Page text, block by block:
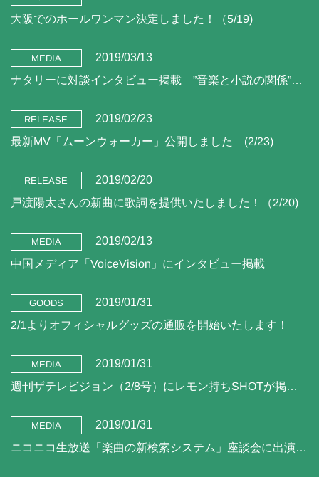
大阪でのホールワンマン決定しました！（5/19)
MEDIA 2019/03/13
ナタリーに対談インタビュー掲載 ”音楽と小説の関係”（3/13)
RELEASE 2019/02/23
最新MV「ムーンウォーカー」公開しました (2/23)
RELEASE 2019/02/20
戸渡陽太さんの新曲に歌詞を提供いたしました！（2/20)
MEDIA 2019/02/13
中国メディア「VoiceVision」にインタビュー掲載
GOODS 2019/01/31
2/1よりオフィシャルグッズの通販を開始いたします！
MEDIA 2019/01/31
週刊ザテレビジョン（2/8号）にレモン持ちSHOTが掲載されました。
MEDIA 2019/01/31
ニコニコ生放送「楽曲の新検索システム」座談会に出演します（2/5)